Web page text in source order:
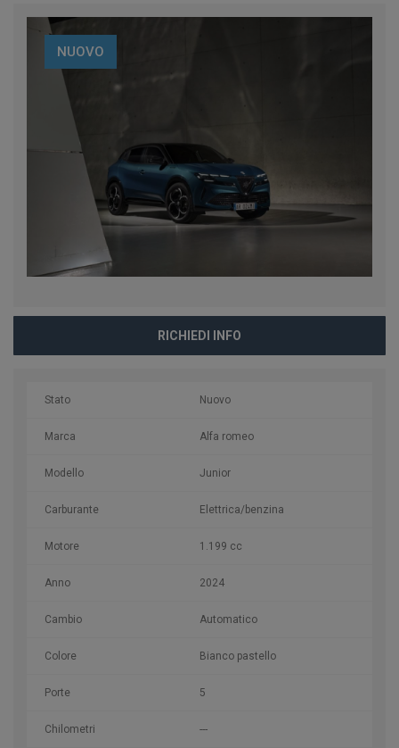
NUOVO
RICHIEDI INFO
Stato Nuovo
Marca Alfa romeo
Modello Junior
Carburante Elettrica/benzina
Motore 1.199 cc
Anno 2024
Cambio Automatico
Colore Bianco pastello
Porte 5
Chilometri ---